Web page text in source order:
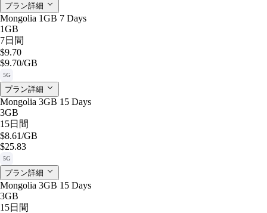
プラン詳細
Mongolia 1GB 7 Days
1GB
7日間
$9.70
$9.70/GB
5G
プラン詳細
Mongolia 3GB 15 Days
3GB
15日間
$8.61/GB
$25.83
5G
プラン詳細
Mongolia 3GB 15 Days
3GB
15日間